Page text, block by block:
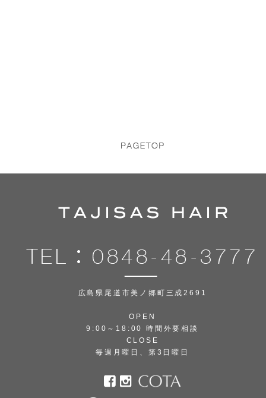
広島県尾道市美ノ郷町三成2691
OPEN
9:00～18:00 時間外要相談
CLOSE
毎週月曜日、第3日曜日